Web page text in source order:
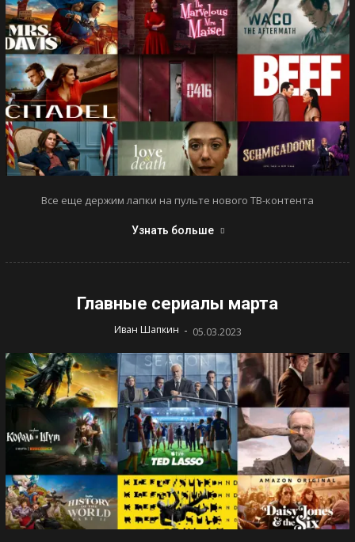
Все еще держим лапки на пульте нового ТВ-контента
Узнать больше
Главные сериалы марта
Иван Шапкин - 05.03.2023